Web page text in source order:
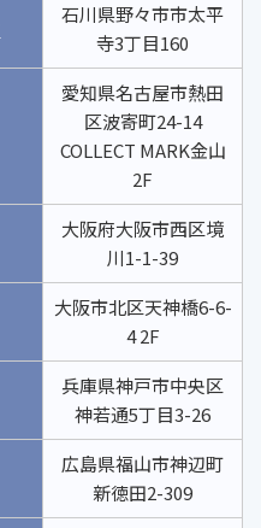
石川県野々市市太平
寺3丁目160
愛知県名古屋市熱田
区波寄町24-14
COLLECT MARK金山
2F
大阪府大阪市西区境
川1-1-39
大阪市北区天神橋6-6-
4 2F
兵庫県神戸市中央区
神若通5丁目3-26
広島県福山市神辺町
新徳田2-309